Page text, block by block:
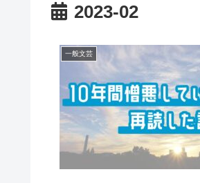
2023-02
一般文芸